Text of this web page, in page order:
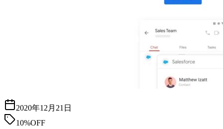
2020年12月21日
10%OFF